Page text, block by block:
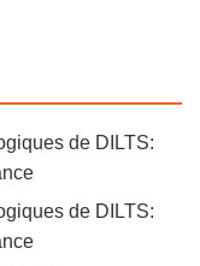
de DILTS:
de DILTS: